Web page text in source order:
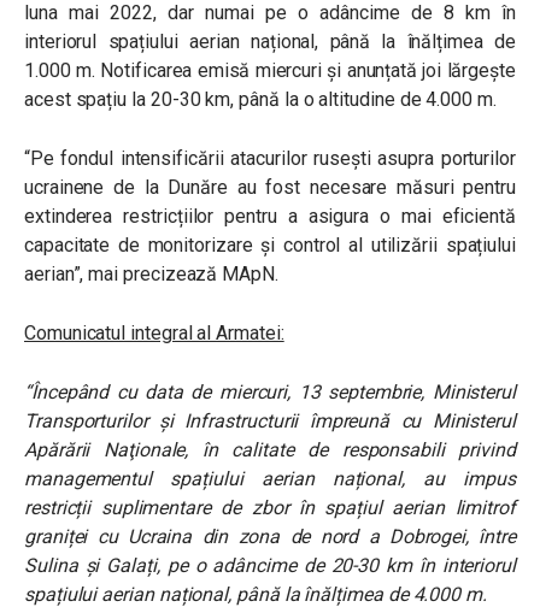
luna mai 2022, dar numai pe o adâncime de 8 km în
interiorul spațiului aerian național, până la înălțimea de
1.000 m. Notificarea emisă miercuri și anunțată joi lărgește
acest spațiu la 20-30 km, până la o altitudine de 4.000 m.
“Pe fondul intensificării atacurilor rusești asupra porturilor
ucrainene de la Dunăre au fost necesare măsuri pentru
extinderea restricțiilor pentru a asigura o mai eficientă
capacitate de monitorizare şi control al utilizării spațiului
aerian”, mai precizează MApN.
Comunicatul integral al Armatei:
“Începând cu data de miercuri, 13 septembrie, Ministerul
Transporturilor și Infrastructurii împreună cu Ministerul
Apărării Naţionale, în calitate de responsabili privind
managementul spațiului aerian național, au impus
restricții suplimentare de zbor în spațiul aerian limitrof
graniței cu Ucraina din zona de nord a Dobrogei, între
Sulina și Galați, pe o adâncime de 20-30 km în interiorul
spațiului aerian național, până la înălțimea de 4.000 m.